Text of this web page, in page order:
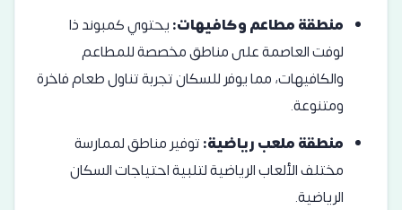
منطقة مطاعم وكافيهات:يحتوي كمبوند ذا
لوفت العاصمة على مناطق مخصصة للمطاعم
والكافيهات، مما يوفر للسكان تجربة تناول طعام فاخرة
ومتنوعة.
منطقة ملعب رياضية:توفير مناطق لممارسة
مختلف الألعاب الرياضية لتلبية احتياجات السكان
الرياضية.